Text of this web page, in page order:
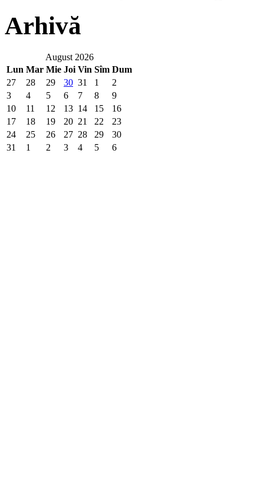
Arhivă
August 2026
Lun Mar Mie Joi Vin Sîm Dum
27
28 29 30 31 1
2
3
4 5 6 7 8
9
10
11 12 13 14 15
16
17
18 19 20 21 22
23
24
25 26 27 28 29
30
31
1 2 3 4 5 6